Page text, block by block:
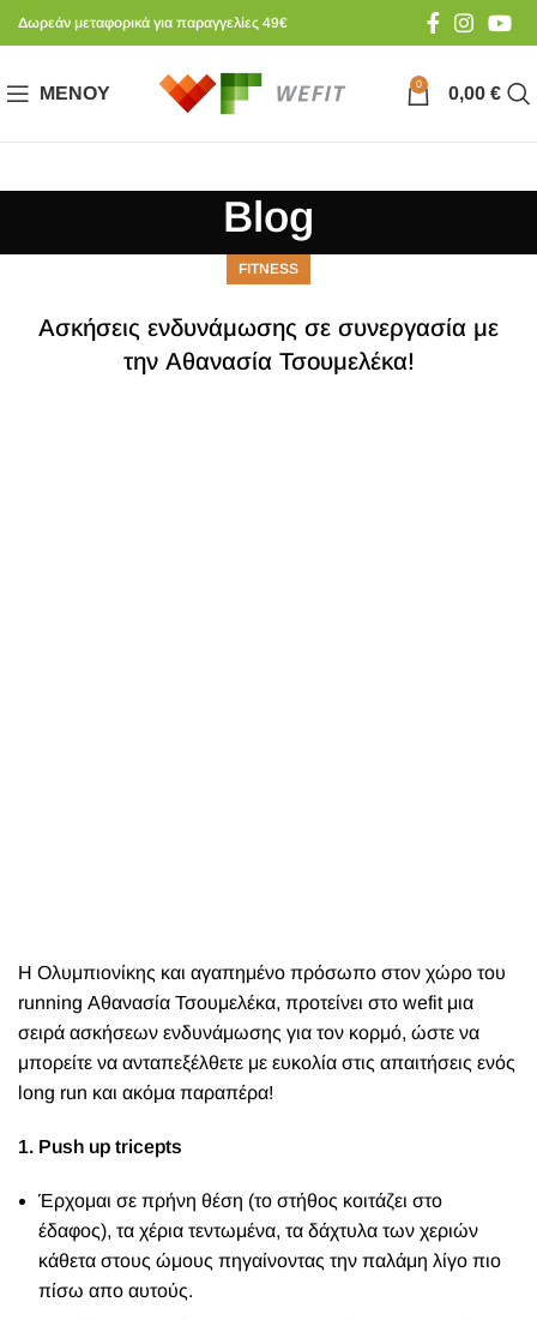
Δωρεάν μεταφορικά για παραγγελίες 49€
ΜΕΝΟΎ 0 0,00 €
Blog
FITNESS
Ασκήσεις ενδυνάμωσης σε συνεργασία με
την Αθανασία Τσουμελέκα!
Η Ολυμπιονίκης και αγαπημένο πρόσωπο στον χώρο του
running Αθανασία Τσουμελέκα, προτείνει στο wefit μια
σειρά ασκήσεων ενδυνάμωσης για τον κορμό, ώστε να
μπορείτε να ανταπεξέλθετε με ευκολία στις απαιτήσεις ενός
long run και ακόμα παραπέρα!
1. Push up tricepts
Έρχομαι σε πρήνη θέση (το στήθος κοιτάζει στο
έδαφος), τα χέρια τεντωμένα, τα δάχτυλα των χεριών
κάθετα στους ώμους πηγαίνοντας την παλάμη λίγο πιο
πίσω απο αυτούς.